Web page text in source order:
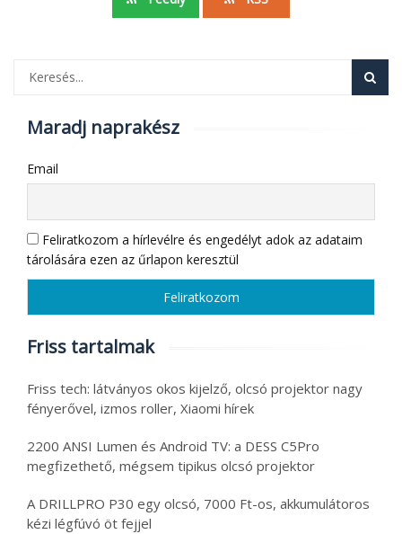
Maradj naprakész
Email
Feliratkozom a hírlevélre és engedélyt adok az adataim
tárolására ezen az űrlapon keresztül
Friss tartalmak
Friss tech: látványos okos kijelző, olcsó projektor nagy
fényerővel, izmos roller, Xiaomi hírek
2200 ANSI Lumen és Android TV: a DESS C5Pro
megfizethető, mégsem tipikus olcsó projektor
A DRILLPRO P30 egy olcsó, 7000 Ft-os, akkumulátoros
kézi légfúvó öt fejjel